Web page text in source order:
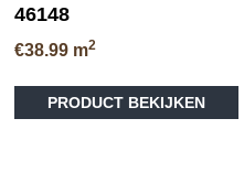
46148
€38.99 m2
PRODUCT BEKIJKEN